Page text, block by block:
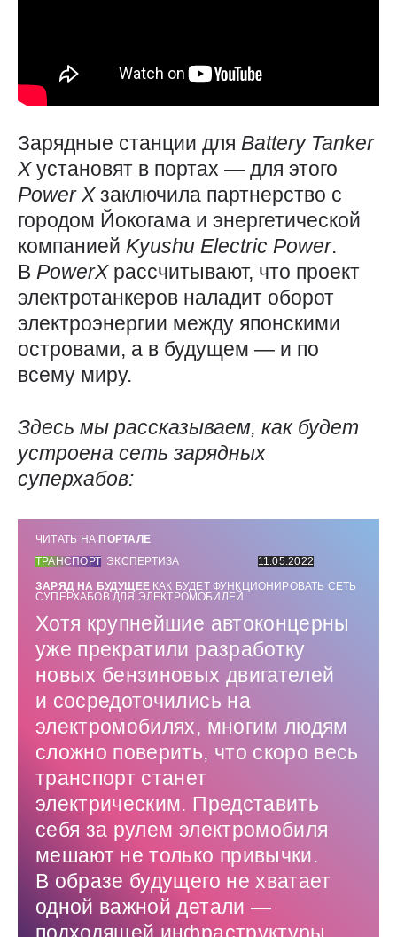
Зарядные станции для Battery Tanker
Xустановят в портах — для этого
PowerXзаключила партнерство с
городом Йокогама и энергетической
компанией Kyushu Electric Power.
В PowerX рассчитывают, что проект
электротанкеров наладит оборот
электроэнергии между японскими
островами, а в будущем — и по
всему миру.
Здесь мы рассказываем, как будет
устроена сеть зарядных
суперхабов:
ЧИТАТЬ НАПОРТАЛЕ
ТРАНСПОРТ ЭКСПЕРТИЗА
11.05.2022
ЗАРЯД НА БУДУЩЕЕ КАК БУДЕТ ФУНКЦИОНИРОВАТЬ СЕТЬ
СУПЕРХАБОВ ДЛЯ ЭЛЕКТРОМОБИЛЕЙ
Хотя крупнейшие автоконцерны
уже прекратили разработку
новых бензиновых двигателей
и сосредоточились на
электромобилях, многим людям
сложно поверить, что скоро весь
транспорт станет
электрическим. Представить
себя за рулем электромобиля
мешают не только привычки.
В образе будущего не хватает
одной важной детали — ​
подходящей инфраструктуры